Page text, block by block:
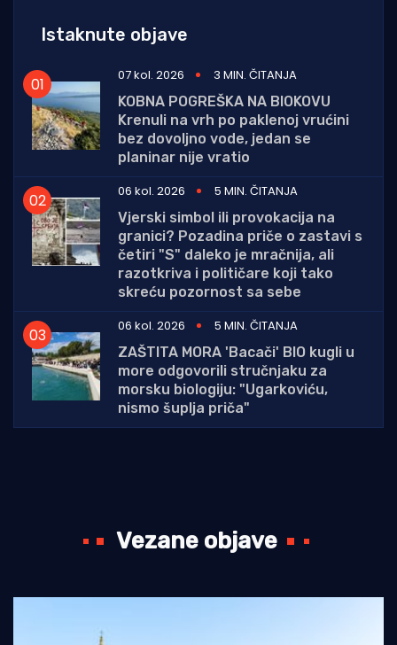
Istaknute objave
07 kol. 2026
3 MIN. ČITANJA
KOBNA POGREŠKA NA BIOKOVU
Krenuli na vrh po paklenoj vrućini
bez dovoljno vode, jedan se
planinar nije vratio
06 kol. 2026
5 MIN. ČITANJA
Vjerski simbol ili provokacija na
granici? Pozadina priče o zastavi s
četiri "S" daleko je mračnija, ali
razotkriva i političare koji tako
skreću pozornost sa sebe
06 kol. 2026
5 MIN. ČITANJA
ZAŠTITA MORA 'Bacači' BIO kugli u
more odgovorili stručnjaku za
morsku biologiju: "Ugarkoviću,
nismo šuplja priča"
Vezane objave